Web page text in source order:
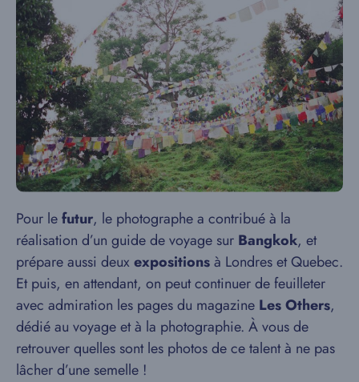
Pour lefutur, le photographe a contribué à la
réalisation d’un guide de voyage sur Bangkok, et
prépare aussi deuxexpositionsà Londres et Quebec.
Et puis, en attendant, on peut continuer de feuilleter
avec admiration les pages du magazine Les Others,
dédié au voyage et à la photographie. À vous de
retrouver quelles sont les photos de ce talent à ne pas
lâcher d’une semelle !